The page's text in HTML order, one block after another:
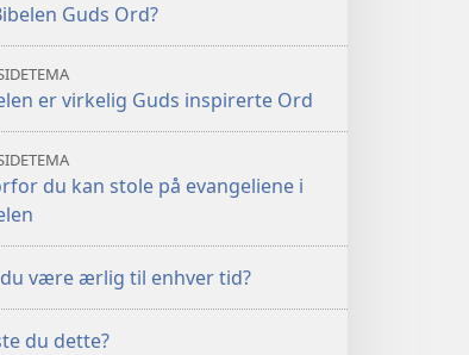
Guds Ord?
er virkelig Guds inspirerte Ord
du kan stole på evangeliene i
være ærlig til enhver tid?
du dette?